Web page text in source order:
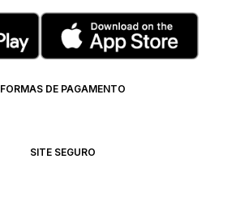
FORMAS DE PAGAMENTO
SITE SEGURO